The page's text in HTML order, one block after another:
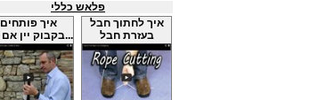
פלאש כללי
איך פותחים
בקבוק יין אם אין...
איך לחתוך חבל
בעזרת חבל